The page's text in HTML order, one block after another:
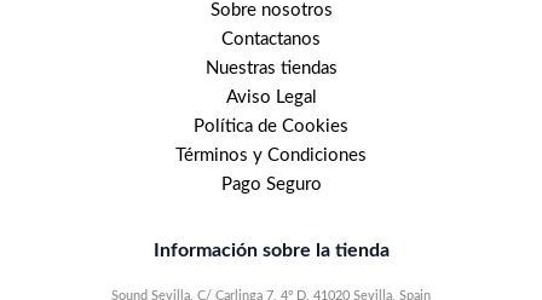
Sobre nosotros
Contactanos
Nuestras tiendas
Aviso Legal
Política de Cookies
Términos y Condiciones
Pago Seguro
Información sobre la tienda
Sound Sevilla, C/ Carlinga 7, 4º D, 41020 Sevilla, Spain